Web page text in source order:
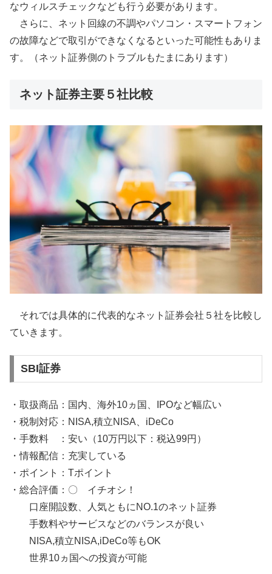
なウィルスチェックなども行う必要があります。
さらに、ネット回線の不調やパソコン・スマートフォン
の故障などで取引ができなくなるといった可能性もありま
す。（ネット証券側のトラブルもたまにあります）
ネット証券主要５社比較
それでは具体的に代表的なネット証券会社５社を比較し
ていきます。
SBI証券
・取扱商品：国内、海外10ヵ国、IPOなど幅広い
・税制対応：NISA,積立NISA、iDeCo
・手数料 ：安い（10万円以下：税込99円）
・情報配信：充実している
・ポイント：Tポイント
・総合評価：〇 イチオシ！
口座開設数、人気ともにNO.1のネット証券
手数料やサービスなどのバランスが良い
NISA,積立NISA,iDeCo等もOK
世界10ヵ国への投資が可能